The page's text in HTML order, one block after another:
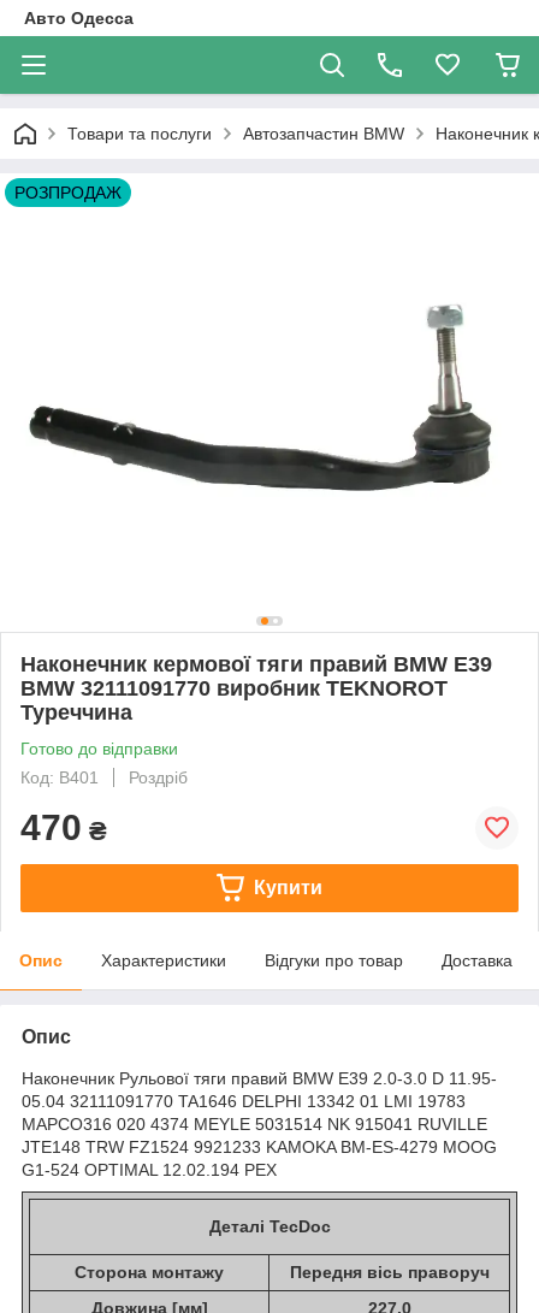
Авто Одесса
Товари та послуги Автозапчастин BMW Наконечник
РОЗПРОДАЖ
Наконечник кермової тяги правий BMW E39
BMW 32111091770 виробник TEKNOROT
Туреччина
Готово до відправки
Код: B401
Роздріб
470 ₴
Купити
Опис Характеристики Відгуки про товар Доставка
Опис
Наконечник Рульової тяги правий BMW E39 2.0-3.0 D 11.95-
05.04 32111091770 TA1646 DELPHI 13342 01 LMI 19783
MAPCO316 020 4374 MEYLE 5031514 NK 915041 RUVILLE
JTE148 TRW FZ1524 9921233 KAMOKA BM-ES-4279 MOOG
G1-524 OPTIMAL 12.02.194 PEX
Деталі TecDoc
Сторона монтажу
Передня вісь праворуч
Довжина [мм]
227.0